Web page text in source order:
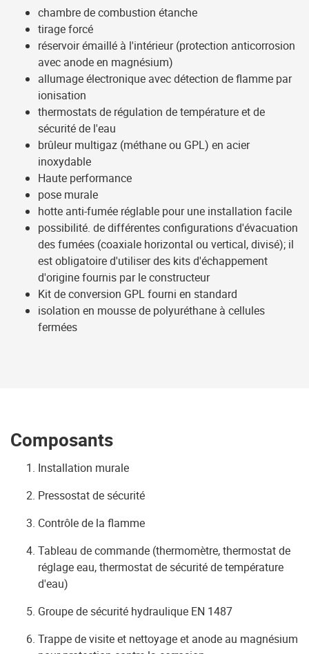
chambre de combustion étanche
tirage forcé
réservoir émaillé à l'intérieur (protection anticorrosion
avec anode en magnésium)
allumage électronique avec détection de flamme par
ionisation
thermostats de régulation de température et de
sécurité de l'eau
brûleur multigaz (méthane ou GPL) en acier
inoxydable
Haute performance
pose murale
hotte anti-fumée réglable pour une installation facile
possibilité. de différentes configurations d'évacuation
des fumées (coaxiale horizontal ou vertical, divisé); il
est obligatoire d'utiliser des kits d'échappement
d'origine fournis par le constructeur
Kit de conversion GPL fourni en standard
isolation en mousse de polyuréthane à cellules
fermées
Composants
Installation murale
Pressostat de sécurité
Contrôle de la flamme
Tableau de commande (thermomètre, thermostat de
réglage eau, thermostat de sécurité de température
d'eau)
Groupe de sécurité hydraulique EN 1487
Trappe de visite et nettoyage et anode au magnésium